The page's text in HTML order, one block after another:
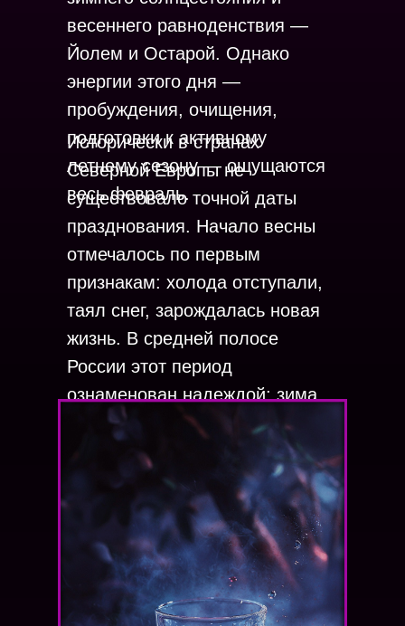
весеннего равноденствия —
Йолем и Остарой. Однако
энергии этого дня —
пробуждения, очищения,
подготовки к активному
летнему сезону — ощущаются
весь февраль.
Исторически в странах
Северной Европы не
существовало точной даты
празднования. Начало весны
отмечалось по первым
признакам: холода отступали,
таял снег, зарождалась новая
жизнь. В средней полосе
России этот период
ознаменован надеждой: зима
ещё свирепствует, но её дни
сочтены.